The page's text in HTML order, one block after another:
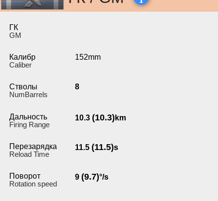
ГК
GM
Калибр
Caliber
152mm
Стволы
NumBarrels
8
Дальность
Firing Range
10.3 (10.3) km
Перезарядка
Reload Time
11.5 (11.5)s
Поворот
Rotation speed
9 (9.7)°/s